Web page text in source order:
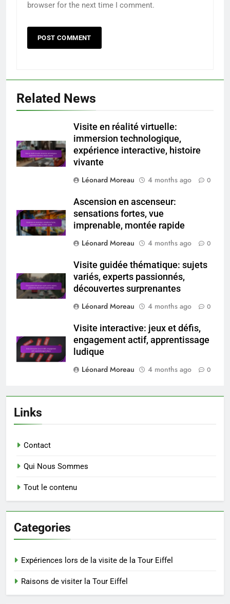
browser for the next time I comment.
Related News
Visite en réalité virtuelle:
immersion technologique,
expérience interactive, histoire
vivante
Léonard Moreau
4 months ago 0
Ascension en ascenseur:
sensations fortes, vue
imprenable, montée rapide
Léonard Moreau
4 months ago 0
Visite guidée thématique: sujets
variés, experts passionnés,
découvertes surprenantes
Léonard Moreau
4 months ago 0
Visite interactive: jeux et défis,
engagement actif, apprentissage
ludique
Léonard Moreau
4 months ago 0
Links
Contact
Qui Nous Sommes
Tout le contenu
Categories
Expériences lors de la visite de la Tour Eiffel
Raisons de visiter la Tour Eiffel